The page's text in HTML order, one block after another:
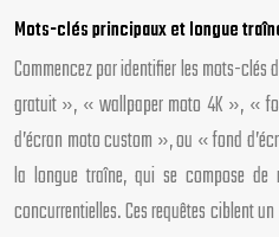
Mots-clés principaux et longue
Commencez par identifier les mots-clés
gratuit », « wallpaper moto 4K », «
d’écran moto custom », ou « fond
la longue traîne, qui se compose de
concurrentielles. Ces requêtes ciblent